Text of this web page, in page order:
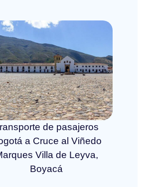
de pasajeros
a Cruce al Viñedo
Villa de Leyva,
Boyacá